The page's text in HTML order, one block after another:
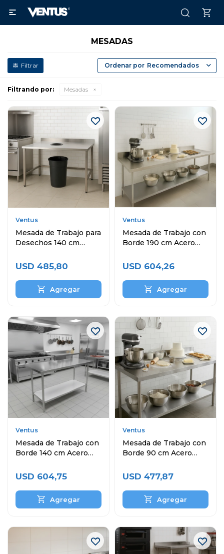

MESADAS
Recomendados
Filtrando por: Mesadas
Ventus
Mesada de Trabajo para
Desechos 140 cm
USD 485,80
Ventus
Mesada de Trabajo con
Borde 190 cm Acero
USD 604,26
Ventus
Mesada de Trabajo con
Borde 140 cm Acero
USD 604,75
Ventus
Mesada de Trabajo con
Borde 90 cm Acero
USD 477,87